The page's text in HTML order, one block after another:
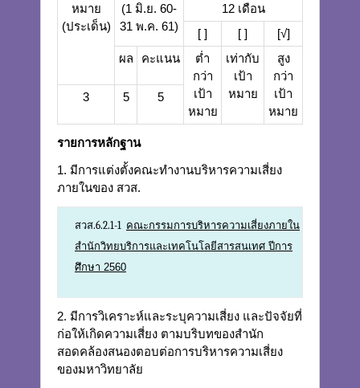
หมาย
(ประเด็น)
(1 มิ.ย. 60-
31 พ.ค. 61)
12 เดือน
[ ]
[ ]
[√]
ผล
คะแนน
ต่ำ
กว่า
เป้า
หมาย
เท่ากับ
เป้า
หมาย
สูง
กว่า
เป้า
หมาย
3 5 5
รายการหลักฐาน
1. มีการแต่งตั้งคณะทำงานบริหารความเสี่ยง
ภายในของ สวส.
สวส.6.2.1-1 คณะกรรมการบริหารความเสี่ยงภายใน
สำนักวิทยบริการและเทคโนโลยีสารสนเทศ ปีการ
ศึกษา 2560
2. มีการวิเคราะห์และระบุความเสี่ยง และปัจจัยที่
ก่อให้เกิดความเสี่ยง ตามบริบทของสำนัก
สอดคล้องสนองตอบต่อการบริหารความเสี่ยง
ของมหาวิทยาลัย